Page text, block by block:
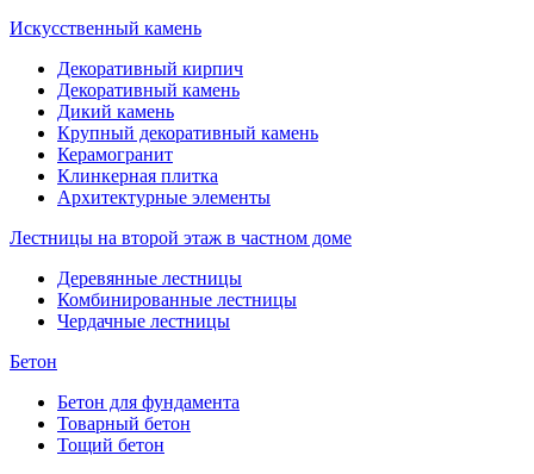
Искусственный камень
Декоративный кирпич
Декоративный камень
Дикий камень
Крупный декоративный камень
Керамогранит
Клинкерная плитка
Архитектурные элементы
Лестницы на второй этаж в частном доме
Деревянные лестницы
Комбинированные лестницы
Чердачные лестницы
Бетон
Бетон для фундамента
Товарный бетон
Тощий бетон